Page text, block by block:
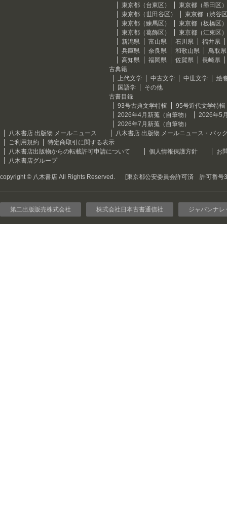
東京都（台東区）
東京都（墨田区）
東京都（世田谷区）
東京都（渋谷
東京都（練馬区）
東京都（板橋区）
東京都（葛飾区）
東京都（江東区）
新潟県
富山県 石川県
福井県
兵庫県
奈良県 和歌山県
鳥取県
高知県
福岡県 佐賀県
長崎県
古典籍
上代文学
中古文学 中世文学
絵
国語学
その他
古書目録
93号古典文学特輯
95号近代文学特輯
2026年4月新蒐（自筆物）
2026年5
2026年7月新蒐（自筆物）
八木書店 出版物 メールニュース
八木書店 出版物 メールニュース・バッ
ご利用規約
特定商取引に関する表示
八木書店出版物からの転載許可申請について
個人情報保護方針
お
八木書店グループ
copyright © 八木書店 All Rights Reserved. [東京都公安委員会許可済 許可番号
第二出版販売株式会社 株式会社日本古書通信社 ジャパンナレ